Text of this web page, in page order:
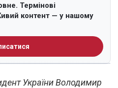
Термінові
контент — у нашому
України Володимир